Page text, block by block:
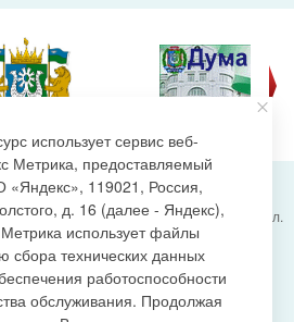
городского поселения Излучинск, ул.
6, пгт. Излучинск, Нижневартовский
автономный округ-Югра
область), 628634
изданиеhttps://www.gp-izluchinsk.ru
использует сервис веб-
Метрика, предоставляемый
119021, Россия,
д. 16 (далее - Яндекс),
использует файлы
сбора технических данных
работоспособности
обслуживания. Продолжая